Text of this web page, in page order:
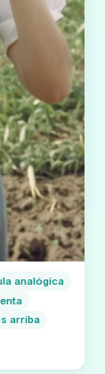
analógica
arriba